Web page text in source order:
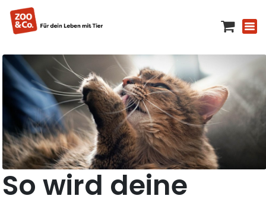
So wird deine